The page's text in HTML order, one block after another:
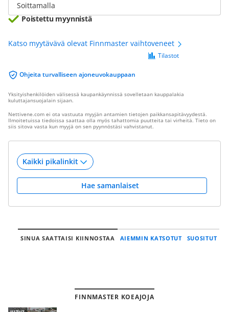
Soittamalla
Poistettu myynnistä
Katso myytävävä olevat Finnmaster vaihtoveneet
Ohjeita turvalliseen ajoneuvokauppaan
Tilastot
Yksityishenkilöiden välisessä kaupankäynnissä sovelletaan kauppalakia
kuluttajansuojalain sijaan.
Nettivene.com ei ota vastuuta myyjän antamien tietojen paikkansapitävyydestä.
Ilmoitetuissa tiedoissa saattaa olla myös tahattomia puutteita tai virheitä. Tieto on
siis sitova vasta kun myyjä on sen pyynnöstäsi vahvistanut.
Hae samanlaiset
SINUA SAATTAISI KIINNOSTAA AIEMMIN KATSOTUT SUOSITUT
FINNMASTER KOEAJOJA